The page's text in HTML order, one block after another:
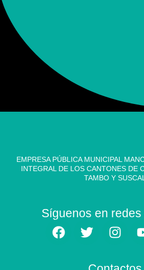
EMPRESA PÚBLICA MUNICIPAL
INTEGRAL DE LOS CANTONES DE
TAMBO Y
Síguenos en